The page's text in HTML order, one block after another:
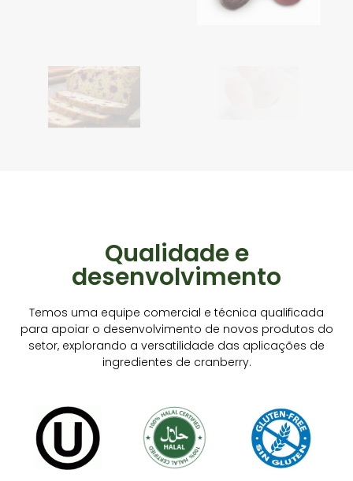
Qualidade e
desenvolvimento
Temos uma equipe comercial e técnica qualificada
para apoiar o desenvolvimento de novos produtos do
setor, explorando a versatilidade das aplicações de
ingredientes de cranberry.